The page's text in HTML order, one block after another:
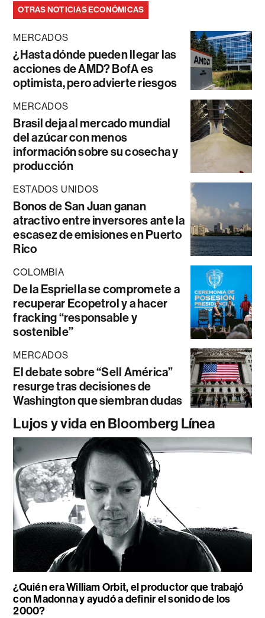
OTRAS NOTICIAS ECONÓMICAS
MERCADOS
¿Hasta dónde pueden llegar las
acciones de AMD? BofA es
optimista, pero advierte riesgos
MERCADOS
Brasil deja al mercado mundial
del azúcar con menos
información sobre su cosecha y
producción
ESTADOS UNIDOS
Bonos de San Juan ganan
atractivo entre inversores ante la
escasez de emisiones en Puerto
Rico
COLOMBIA
De la Espriella se compromete a
recuperar Ecopetrol y a hacer
fracking “responsable y
sostenible”
MERCADOS
El debate sobre “Sell América”
resurge tras decisiones de
Washington que siembran dudas
Lujos y vida en Bloomberg Línea
¿Quién era William Orbit, el productor que trabajó
con Madonna y ayudó a definir el sonido de los
2000?